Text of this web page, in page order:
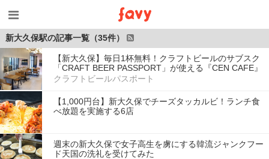
新大久保駅の記事一覧（35件）
【新大久保】毎日1杯無料！クラフトビールのサブスク
「CRAFT BEER PASSPORT」が使える『CEN CAFE』
クラフトビールパスポート
【1,000円台】新大久保でチーズタッカルビ！ランチ食
べ放題を実施する6店
週末の新大久保で女子高生を虜にする韓流ジャンクフー
ド天国の洗礼を受けてみた